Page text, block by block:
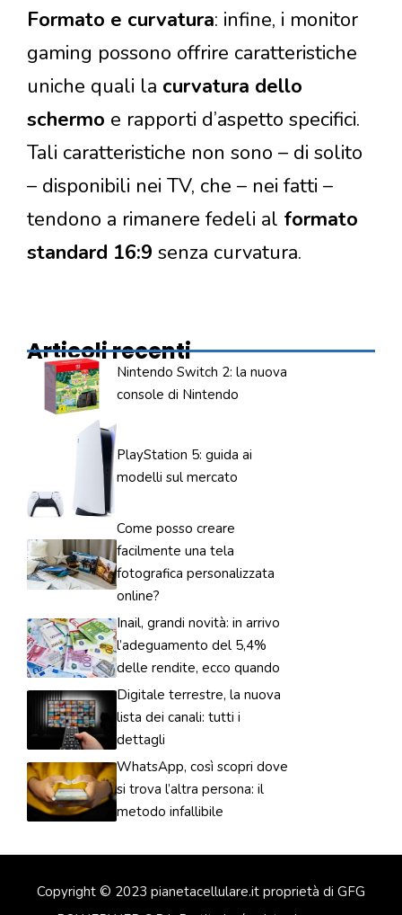
Formato e curvatura: infine, i monitor
gaming possono offrire caratteristiche
uniche quali la curvatura dello
schermo e rapporti d’aspetto specifici.
Tali caratteristiche non sono – di solito
– disponibili nei TV, che – nei fatti –
tendono a rimanere fedeli al formato
standard 16:9 senza curvatura.
Articoli recenti
Nintendo Switch 2: la nuova
console di Nintendo
PlayStation 5: guida ai
modelli sul mercato
Come posso creare
facilmente una tela
fotografica personalizzata
online?
Inail, grandi novità: in arrivo
l’adeguamento del 5,4%
delle rendite, ecco quando
Digitale terrestre, la nuova
lista dei canali: tutti i
dettagli
WhatsApp, così scopri dove
si trova l’altra persona: il
metodo infallibile
Copyright © 2023 pianetacellulare.it proprietà di GFG